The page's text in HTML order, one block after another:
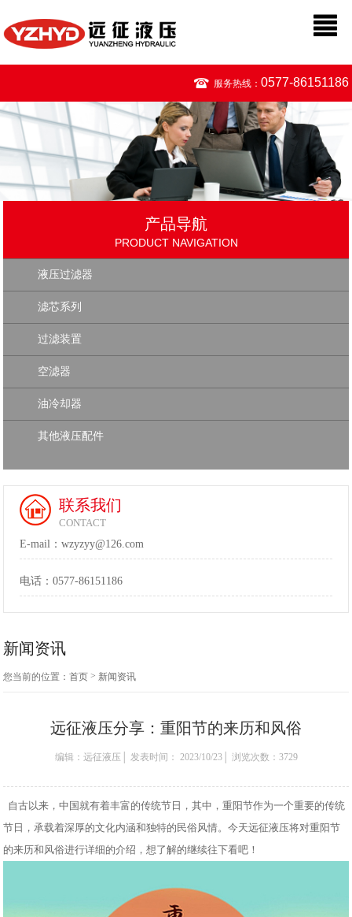
服务热线： 0577-86151186
产品导航
PRODUCT NAVIGATION
液压过滤器
滤芯系列
过滤装置
空滤器
油冷却器
其他液压配件
联系我们
CONTACT
E-mail：wzyzyy@126.com
电话：0577-86151186
新闻资讯
您当前的位置：首页 > 新闻资讯
远征液压分享：重阳节的来历和风俗
编辑：远征液压│ 发表时间： 2023/10/23│ 浏览次数：3729
自古以来，中国就有着丰富的传统节日，其中，重阳节作为一个重要的传统
节日，承载着深厚的文化内涵和独特的民俗风情。今天远征液压将对重阳节
的来历和风俗进行详细的介绍，想了解的继续往下看吧！